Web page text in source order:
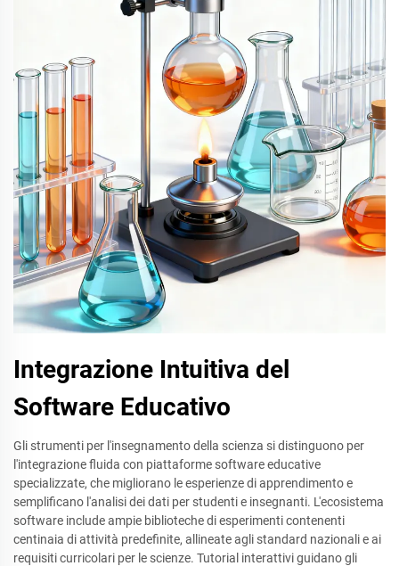
Integrazione Intuitiva del
Software Educativo
Gli strumenti per l'insegnamento della scienza si distinguono per
l'integrazione fluida con piattaforme software educative
specializzate, che migliorano le esperienze di apprendimento e
semplificano l'analisi dei dati per studenti e insegnanti. L'ecosistema
software include ampie biblioteche di esperimenti contenenti
centinaia di attività predefinite, allineate agli standard nazionali e ai
requisiti curricolari per le scienze. Tutorial interattivi guidano gli